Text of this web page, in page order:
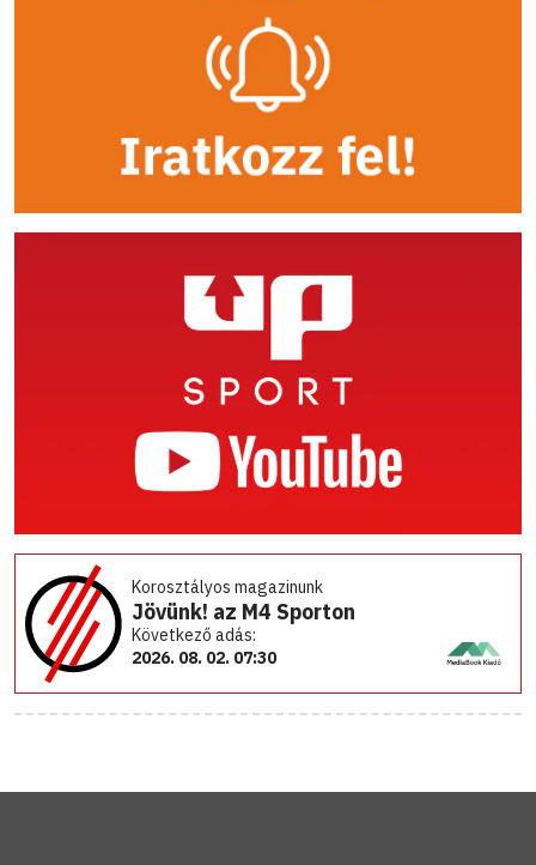
Korosztályos magazinunk
Jövünk! az M4 Sporton
Következő adás:
2026. 08. 02. 07:30